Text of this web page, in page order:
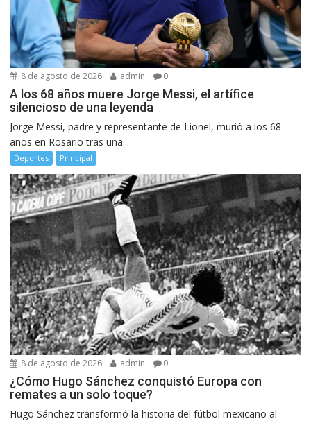
8 de agosto de 2026 admin 0
A los 68 años muere Jorge Messi, el artífice
silencioso de una leyenda
Jorge Messi, padre y representante de Lionel, murió a los 68
años en Rosario tras una...
Deportes Principal
8 de agosto de 2026 admin 0
¿Cómo Hugo Sánchez conquistó Europa con
remates a un solo toque?
Hugo Sánchez transformó la historia del fútbol mexicano al